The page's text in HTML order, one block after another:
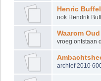
Henric Buffel
ook Hendrik
Waarom
vroeg ontstaan
archief 2010